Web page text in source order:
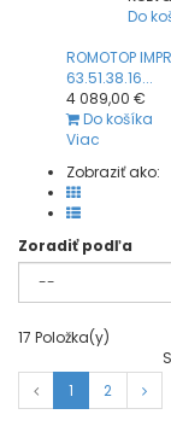
Do
ROMOTOP
63.51.38.16...
4 089,00 €
Do košíka
Viac
Zobraziť ako:
Zoradiť podľa
17 Položka(y)
1 2